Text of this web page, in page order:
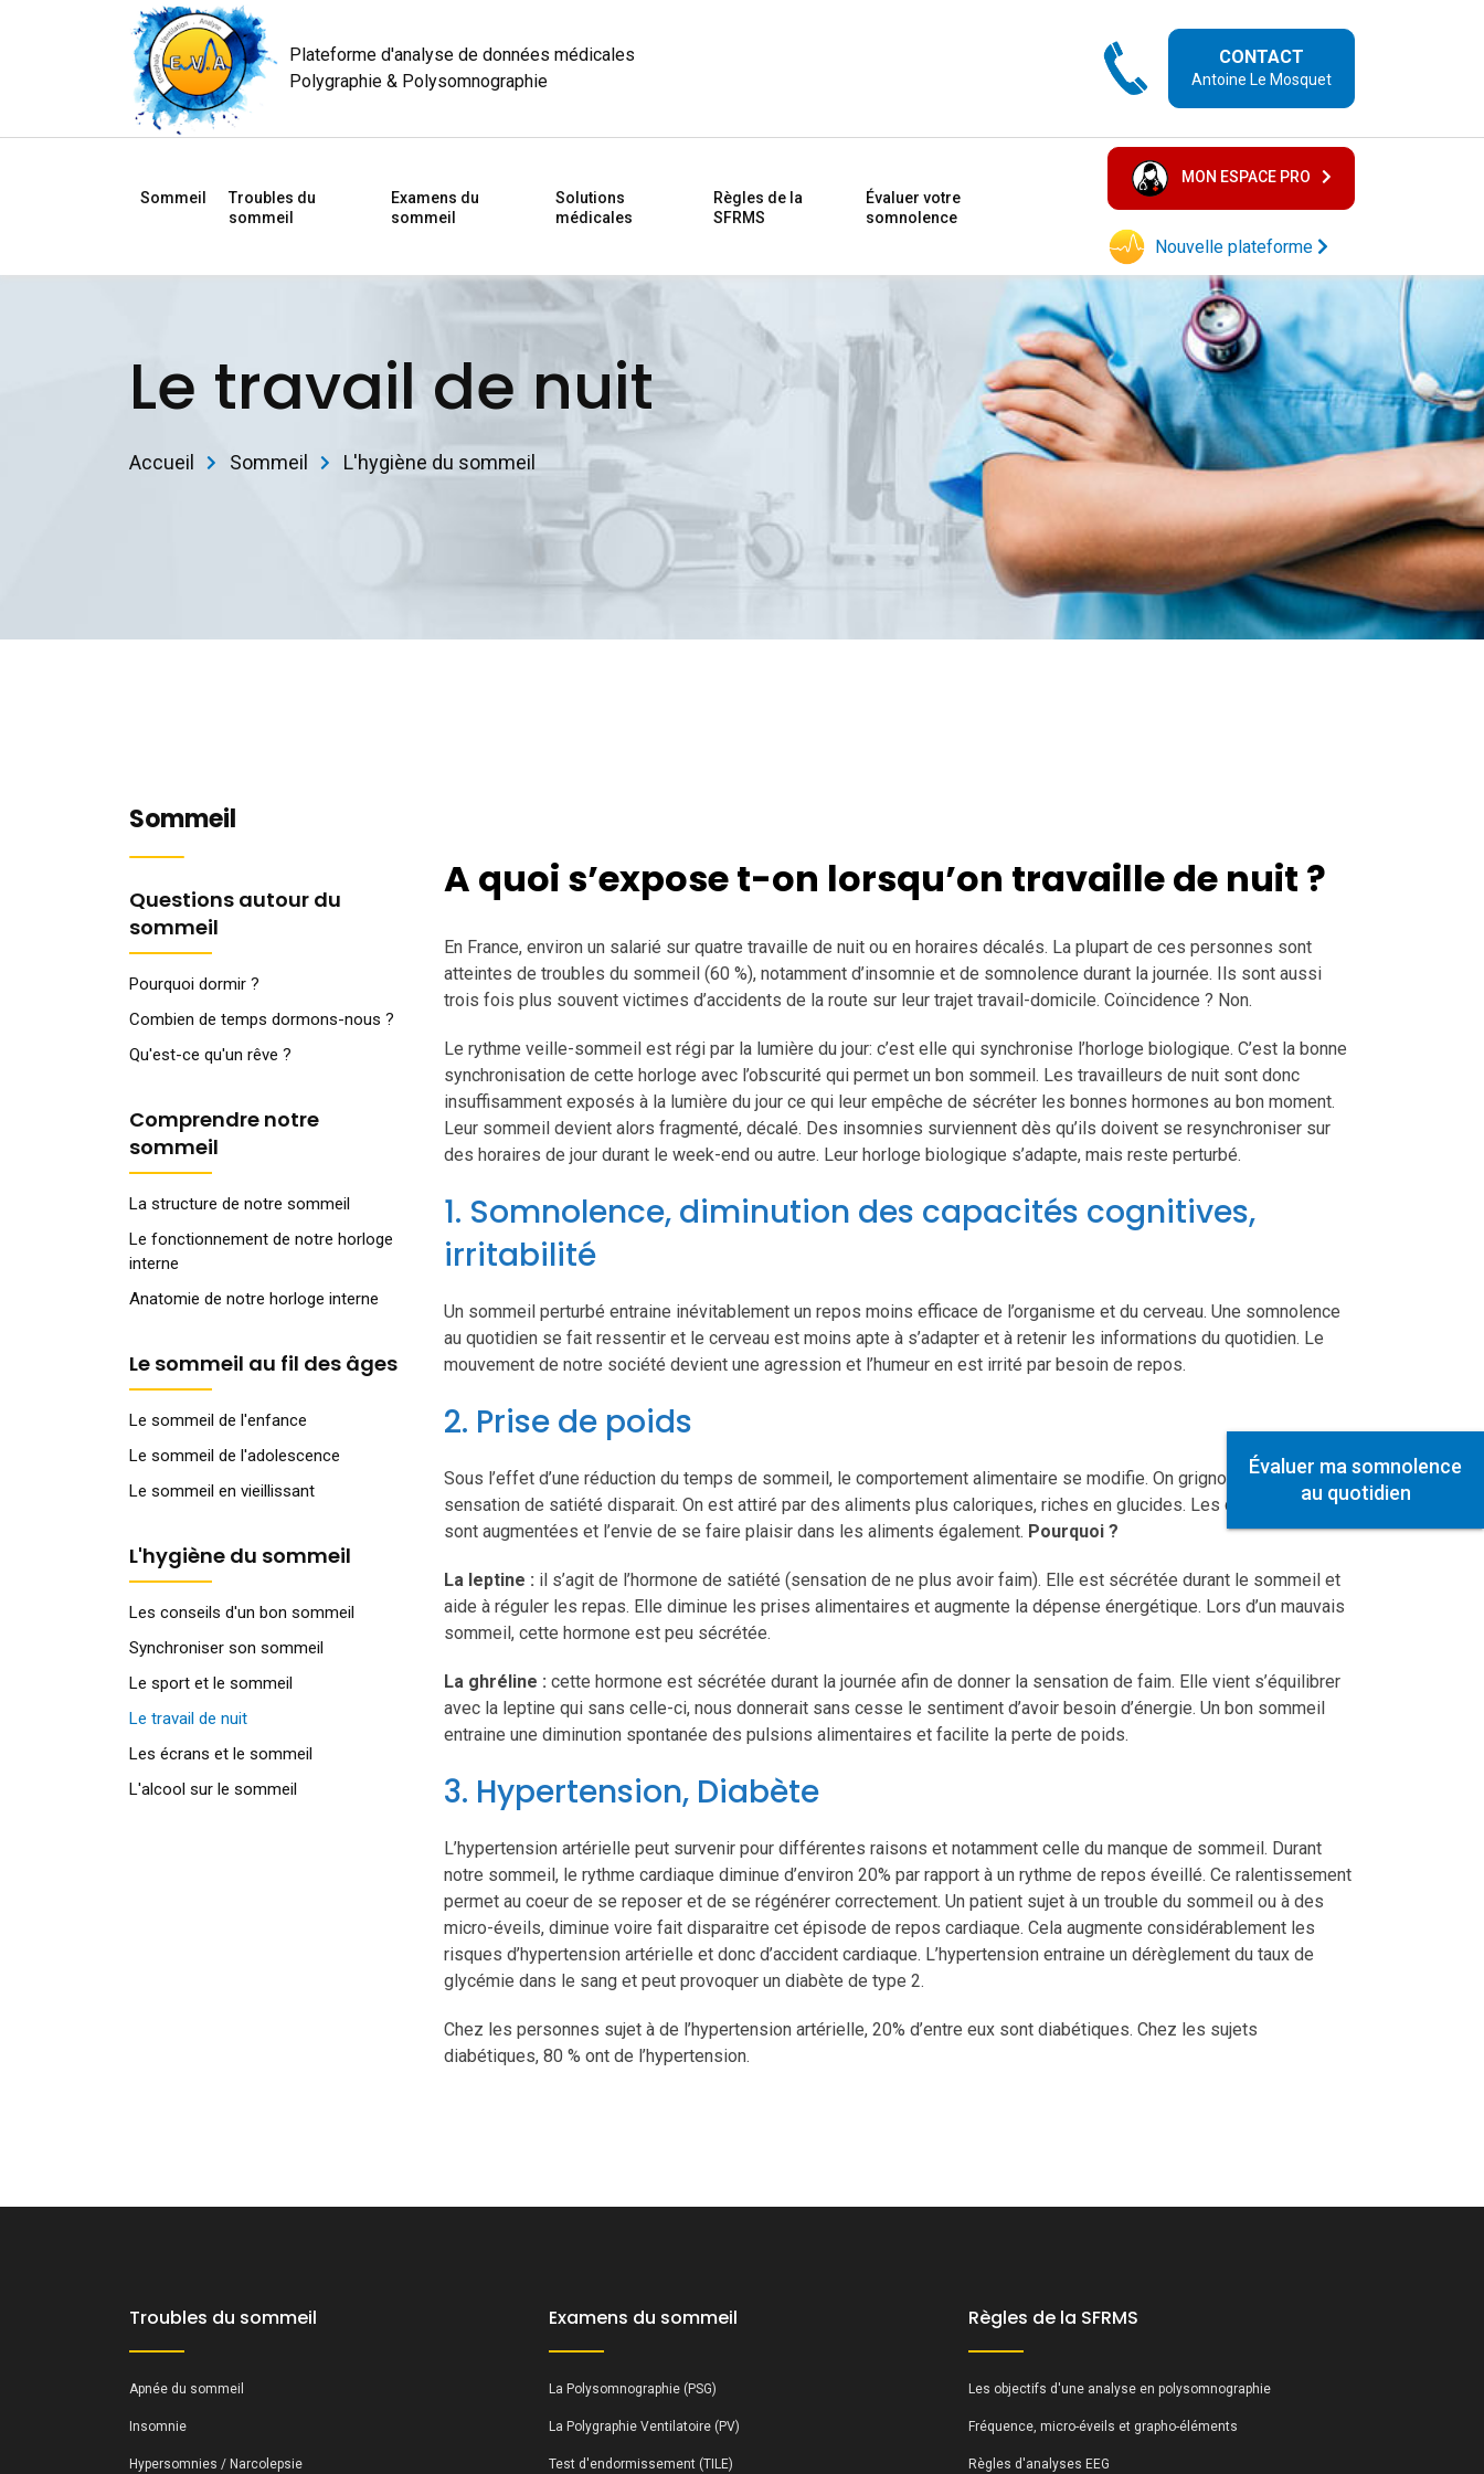
Évaluer ma somnolence
au quotidien
Plateforme d'analyse de données médicales
Polygraphie & Polysomnographie
CONTACT
Antoine Le Mosquet
Sommeil
Troubles du
sommeil
Examens du
sommeil
Solutions
médicales
Règles de la
SFRMS
Évaluer votre
somnolence
MON ESPACE PRO
Nouvelle plateforme
Le travail de nuit
Accueil Sommeil L'hygiène du sommeil
Sommeil
Questions autour du
sommeil
Pourquoi dormir ?
Combien de temps dormons-nous ?
Qu'est-ce qu'un rêve ?
Comprendre notre
sommeil
La structure de notre sommeil
Le fonctionnement de notre horloge
interne
Anatomie de notre horloge interne
Le sommeil au fil des âges
Le sommeil de l'enfance
Le sommeil de l'adolescence
Le sommeil en vieillissant
L'hygiène du sommeil
Les conseils d'un bon sommeil
Synchroniser son sommeil
Le sport et le sommeil
Le travail de nuit
Les écrans et le sommeil
L'alcool sur le sommeil
A quoi s’expose t-on lorsqu’on travaille de nuit ?
En France, environ un salarié sur quatre travaille de nuit ou en horaires décalés. La plupart de ces personnes sont
atteintes de troubles du sommeil (60 %), notamment d’insomnie et de somnolence durant la journée. Ils sont aussi
trois fois plus souvent victimes d’accidents de la route sur leur trajet travail-domicile. Coïncidence ? Non.
Le rythme veille-sommeil est régi par la lumière du jour: c’est elle qui synchronise l’horloge biologique. C’est la bonne
synchronisation de cette horloge avec l’obscurité qui permet un bon sommeil. Les travailleurs de nuit sont donc
insuffisamment exposés à la lumière du jour ce qui leur empêche de sécréter les bonnes hormones au bon moment.
Leur sommeil devient alors fragmenté, décalé. Des insomnies surviennent dès qu’ils doivent se resynchroniser sur
des horaires de jour durant le week-end ou autre. Leur horloge biologique s’adapte, mais reste perturbé.
1. Somnolence, diminution des capacités cognitives,
irritabilité
Un sommeil perturbé entraine inévitablement un repos moins efficace de l’organisme et du cerveau. Une somnolence
au quotidien se fait ressentir et le cerveau est moins apte à s’adapter et à retenir les informations du quotidien. Le
mouvement de notre société devient une agression et l’humeur en est irrité par besoin de repos.
2. Prise de poids
Sous l’effet d’une réduction du temps de sommeil, le comportement alimentaire se modifie. On grignote plus, la
sensation de satiété disparait. On est attiré par des aliments plus caloriques, riches en glucides. Les doses de café
sont augmentées et l’envie de se faire plaisir dans les aliments également. Pourquoi ?
La leptine : il s’agit de l’hormone de satiété (sensation de ne plus avoir faim). Elle est sécrétée durant le sommeil et
aide à réguler les repas. Elle diminue les prises alimentaires et augmente la dépense énergétique. Lors d’un mauvais
sommeil, cette hormone est peu sécrétée.
La ghréline : cette hormone est sécrétée durant la journée afin de donner la sensation de faim. Elle vient s’équilibrer
avec la leptine qui sans celle-ci, nous donnerait sans cesse le sentiment d’avoir besoin d’énergie. Un bon sommeil
entraine une diminution spontanée des pulsions alimentaires et facilite la perte de poids.
3. Hypertension, Diabète
L’hypertension artérielle peut survenir pour différentes raisons et notamment celle du manque de sommeil. Durant
notre sommeil, le rythme cardiaque diminue d’environ 20% par rapport à un rythme de repos éveillé. Ce ralentissement
permet au coeur de se reposer et de se régénérer correctement. Un patient sujet à un trouble du sommeil ou à des
micro-éveils, diminue voire fait disparaitre cet épisode de repos cardiaque. Cela augmente considérablement les
risques d’hypertension artérielle et donc d’accident cardiaque. L’hypertension entraine un dérèglement du taux de
glycémie dans le sang et peut provoquer un diabète de type 2.
Chez les personnes sujet à de l’hypertension artérielle, 20% d’entre eux sont diabétiques. Chez les sujets
diabétiques, 80 % ont de l’hypertension.
Troubles du sommeil
Apnée du sommeil
Insomnie
Hypersomnies / Narcolepsie
Examens du sommeil
La Polysomnographie (PSG)
La Polygraphie Ventilatoire (PV)
Test d'endormissement (TILE)
Règles de la SFRMS
Les objectifs d'une analyse en polysomnographie
Fréquence, micro-éveils et grapho-éléments
Règles d'analyses EEG